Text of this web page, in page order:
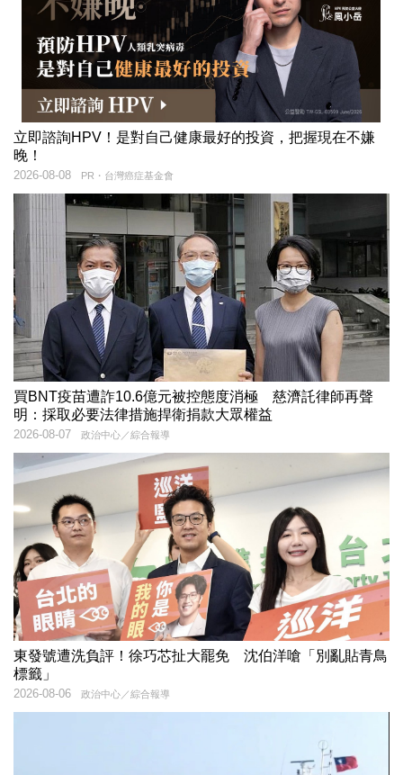
立即諮詢HPV！是對自己健康最好的投資，把握現在不嫌
晚！
PR・台灣癌症基金會
2026-08-08
買BNT疫苗遭詐10.6億元被控態度消極 慈濟託律師再聲
明：採取必要法律措施捍衛捐款大眾權益
政治中心／綜合報導
2026-08-07
東發號遭洗負評！徐巧芯扯大罷免 沈伯洋嗆「別亂貼青鳥
標籤」
政治中心／綜合報導
2026-08-06